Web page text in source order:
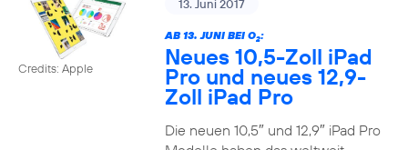
Credits: Apple
13. Juni 2017
AB 13. JUNI BEI O2:
Neues 10,5-Zoll iPad
Pro und neues 12,9-
Zoll iPad Pro
Die neuen 10,5″ und 12,9″ iPad Pro